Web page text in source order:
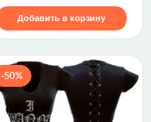
Добавить в корзину
-50%